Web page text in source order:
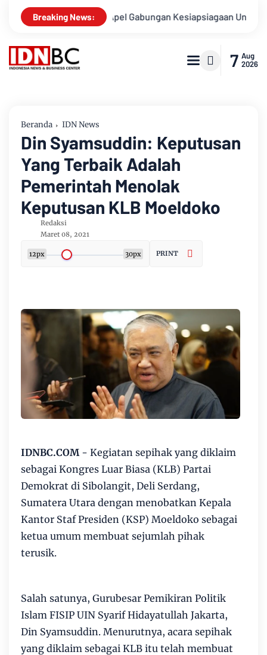
Breaking News:
Apel Gabungan Kesiapsiagaan Untuk Menanggulangi
7 Aug
2026
Beranda IDN News
Din Syamsuddin: Keputusan
Yang Terbaik Adalah
Pemerintah Menolak
Keputusan KLB Moeldoko
Redaksi
Maret 08, 2021
12px 30px PRINT
IDNBC.COM- Kegiatan sepihak yang diklaim
sebagai Kongres Luar Biasa (KLB) Partai
Demokrat di Sibolangit, Deli Serdang,
Sumatera Utara dengan menobatkan Kepala
Kantor Staf Presiden (KSP) Moeldoko sebagai
ketua umum membuat sejumlah pihak
terusik.
Salah satunya, Gurubesar Pemikiran Politik
Islam FISIP UIN Syarif Hidayatullah Jakarta,
Din Syamsuddin. Menurutnya, acara sepihak
yang diklaim sebagai KLB itu telah membuat